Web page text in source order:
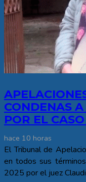
CONDENAS
POR EL
hace 10 horas
El Tribunal de
en todos sus
2025 por el juez